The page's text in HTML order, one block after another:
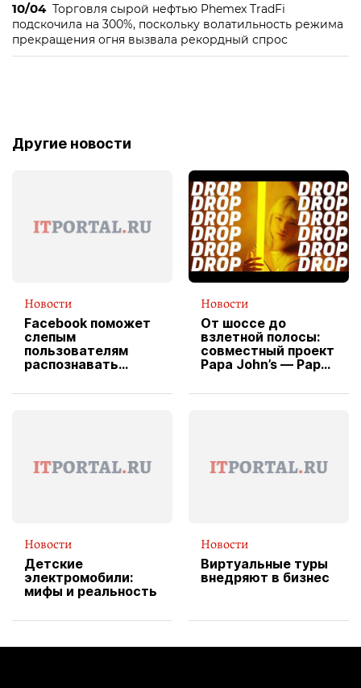
10/04 Торговля сырой нефтью Phemex TradFi
подскочила на 300%, поскольку волатильность режима
прекращения огня вызвала рекордный спрос
Другие новости
Новости
Facebook поможет
слепым
пользователям
распознавать
Новости
От шоссе до
взлетной полосы:
совместный проект
Papa John’s — Papa
вводит
Новости
Детские
электромобили:
мифы и реальность
Новости
Виртуальные туры
внедряют в бизнес